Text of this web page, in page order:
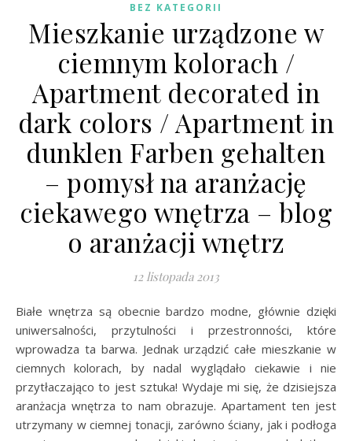
BEZ KATEGORII
Mieszkanie urządzone w
ciemnym kolorach /
Apartment decorated in
dark colors / Apartment in
dunklen Farben gehalten
– pomysł na aranżację
ciekawego wnętrza – blog
o aranżacji wnętrz
12 listopada 2013
Białe wnętrza są obecnie bardzo modne, głównie dzięki
uniwersalności, przytulności i przestronności, które
wprowadza ta barwa. Jednak urządzić całe mieszkanie w
ciemnych kolorach, by nadal wyglądało ciekawie i nie
przytłaczająco to jest sztuka! Wydaje mi się, że dzisiejsza
aranżacja wnętrza to nam obrazuje. Apartament ten jest
utrzymany w ciemnej tonacji, zarówno ściany, jak i podłoga